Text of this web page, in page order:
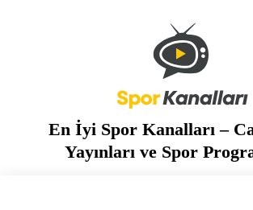
En İyi Spor Kanalları –
Yayınları ve Spor